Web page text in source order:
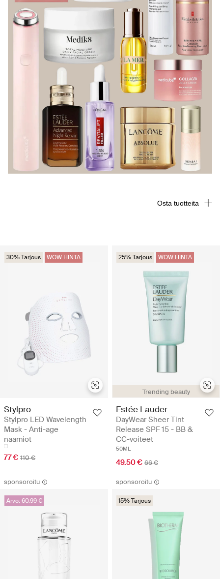
30% Tarjous WOW HINTA
Stylpro
Stylpro LED Wavelength
Mask - Anti-age
naamiot
77 € 110 €
Trending beauty
25% Tarjous WOW HINTA
Estée Lauder
DayWear Sheer Tint
Release SPF 15 - BB &
CC-voiteet
50ML
49.50 € 66 €
sponsoroitu
Arvo: 60.99 €
sponsoroitu
15% Tarjous
Osta tuotteita